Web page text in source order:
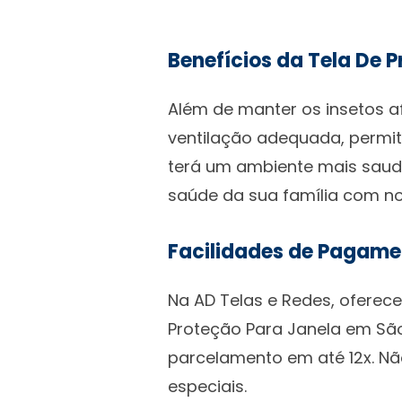
Benefícios da Tela De
Além de manter os insetos
ventilação adequada,
terá um ambiente mais
saúde da sua família com
Facilidades de
Na AD Telas e Redes,
Proteção Para Janela em
parcelamento em até 12x.
especiais.